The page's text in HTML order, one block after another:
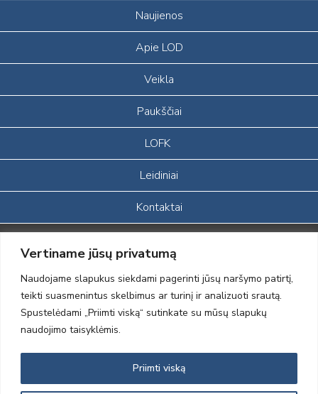
Vertiname jūsų privatumą
Naudojame slapukus siekdami pagerinti jūsų naršymo patirtį,
teikti suasmenintus skelbimus ar turinį ir analizuoti srautą.
Spustelėdami „Priimti viską“ sutinkate su mūsų slapukų
naudojimo taisyklėmis.
Priimti viską
Naujienos
Apie LOD
Veikla
Paukščiai
LOFK
Leidiniai
Kontaktai
Portalas sukurtas įgyvendinant Lietuvos Respublikos, Europos
ekonominės erdvės ir Norvegijos finansinių mechanizmų iš dalies
finansuojamą paprojektį
„LOD visuomeninės /gamtosauginės veiklos sustiprinimas ir įvaizdžio
formavimas įtraukiant visuomenę į aplinkosauginių tyrimų veiklą“
(paprojekčio
įgyvendinimo sutarties numeris 2004-LT0008-NVO-1EEE/NOR-02-
2012 © Lietuvos Ornitologų Draugija © 2014, Visos teisės saugomos